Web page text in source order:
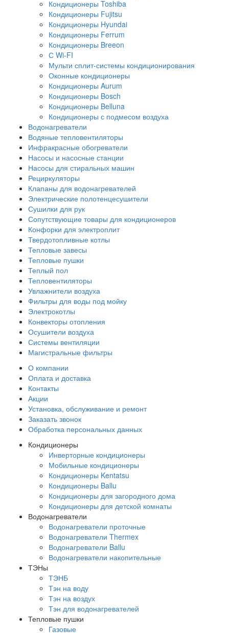
Кондиционеры Toshiba
Кондиционеры Fujitsu
Кондиционеры Hyundai
Кондиционеры Ferrum
Кондиционеры Breeon
С Wi-FI
Мульти сплит-системы кондиционирования
Оконные кондиционеры
Кондиционеры Aurum
Кондиционеры Bosch
Кондиционеры Belluna
Кондиционеры с подмесом воздуха
Водонагреватели
Водяные тепловентиляторы
Инфракрасные обогреватели
Насосы и насосные станции
Насосы для стиральных машин
Рециркуляторы
Клапаны для водонагревателей
Электрические полотенцесушители
Сушилки для рук
Сопутствующие товары для кондиционеров
Конфорки для электроплит
Твердотопливные котлы
Тепловые завесы
Тепловые пушки
Теплый пол
Тепловентиляторы
Увлажнители воздуха
Фильтры для воды под мойку
Электрокотлы
Конвекторы отопления
Осушители воздуха
Системы вентиляции
Магистральные фильтры
О компании
Оплата и доставка
Контакты
Акции
Установка, обслуживание и ремонт
Заказать звонок
Обработка персональных данных
Кондиционеры
Инверторные кондиционеры
Мобильные кондиционеры
Кондиционеры Kentatsu
Кондиционеры Ballu
Кондиционеры для загородного дома
Кондиционеры для детской комнаты
Водонагреватели
Водонагреватели проточные
Водонагреватели Thermex
Водонагреватели Ballu
Водонагреватели накопительные
ТЭНы
ТЭНБ
Тэн на воду
Тэн на воздух
Тэн для водонагревателей
Тепловые пушки
Газовые